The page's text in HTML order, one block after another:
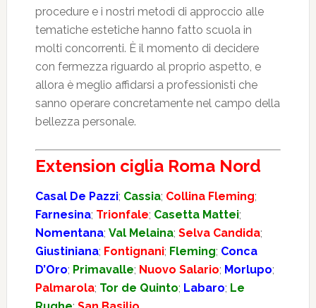
procedure e i nostri metodi di approccio alle
tematiche estetiche hanno fatto scuola in
molti concorrenti. È il momento di decidere
con fermezza riguardo al proprio aspetto, e
allora è meglio affidarsi a professionisti che
sanno operare concretamente nel campo della
bellezza personale.
Extension ciglia Roma Nord
Casal De Pazzi; Cassia; Collina Fleming;
Farnesina; Trionfale; Casetta Mattei;
Nomentana; Val Melaina; Selva Candida;
Giustiniana; Fontignani; Fleming; Conca
D’Oro; Primavalle; Nuovo Salario; Morlupo;
Palmarola; Tor de Quinto; Labaro; Le